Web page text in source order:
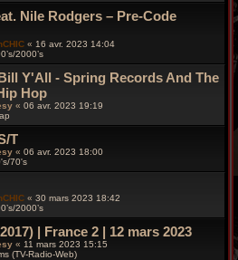
Nile Rodgers – Pre-Code
« 16 avr. 2023 14:04
2000’s
Y'All - Spring Records And The
Hop
« 06 avr. 2023 19:19
T
« 06 avr. 2023 18:00
70's
« 30 mars 2023 18:42
2000’s
| France 2 | 12 mars 2023
« 11 mars 2023 15:15
(TV-Radio-Web)